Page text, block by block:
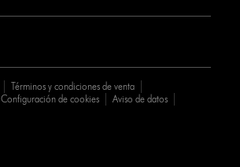
Términos y condiciones de venta
Configuración de cookies
Aviso de datos